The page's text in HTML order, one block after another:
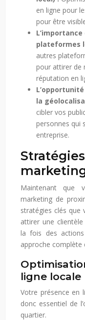
en ligne pour
pour être
plateformes
autres
pour attirer de
réputation en
la
cibler vos
personnes qui
entreprise.
Maintenant que
marketing de
stratégies clés
attirer une
la fois des
approche complète
ligne locale
Votre présence en
donc essentiel de
quartier.